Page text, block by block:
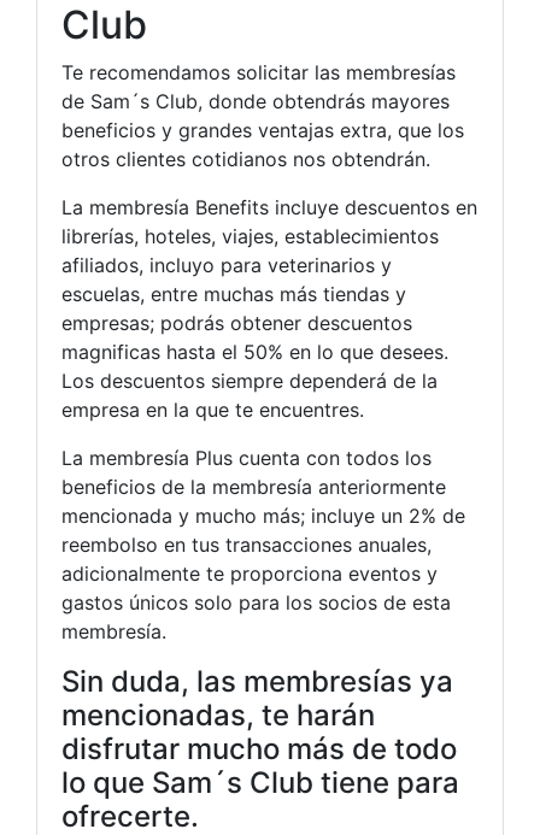
Club
Te recomendamos solicitar las membresías
de Sam´s Club, donde obtendrás mayores
beneficios y grandes ventajas extra, que los
otros clientes cotidianos nos obtendrán.
La membresía Benefits incluye descuentos en
librerías, hoteles, viajes, establecimientos
afiliados, incluyo para veterinarios y
escuelas, entre muchas más tiendas y
empresas; podrás obtener descuentos
magnificas hasta el 50% en lo que desees.
Los descuentos siempre dependerá de la
empresa en la que te encuentres.
La membresía Plus cuenta con todos los
beneficios de la membresía anteriormente
mencionada y mucho más; incluye un 2% de
reembolso en tus transacciones anuales,
adicionalmente te proporciona eventos y
gastos únicos solo para los socios de esta
membresía.
Sin duda, las membresías ya
mencionadas, te harán
disfrutar mucho más de todo
lo que Sam´s Club tiene para
ofrecerte.